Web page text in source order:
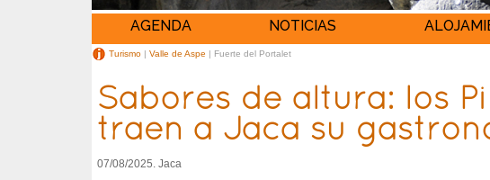
AGENDA NOTICIAS
Turismo | Valle de Aspe | Fuerte del Portalet
Sabores de altura: los
traen a Jaca su
07/08/2025. Jaca